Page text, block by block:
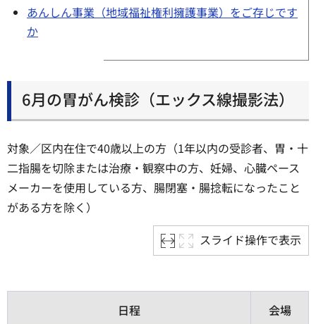
あんしん事業（地域福祉権利擁護事業）をご存じです
か
6月の胃がん検診（エックス線撮影法）
対象／区内在住で40歳以上の方（1年以内の受診者、胃・十
二指腸を切除または治療・観察中の方、妊婦、心臓ペース
メーカーを使用している方、腸閉塞・腸捻転になったこと
がある方を除く）
スライド操作で表示
日程 会場